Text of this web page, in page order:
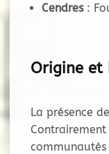
Cendres:
Origine et
La présence
communautés